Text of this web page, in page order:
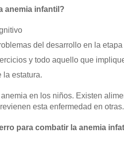
anemia infantil?
del desarrollo en la etapa
y todo aquello que
la estatura.
en los niños. Existen
esta enfermedad en otras.
para combatir la anemia